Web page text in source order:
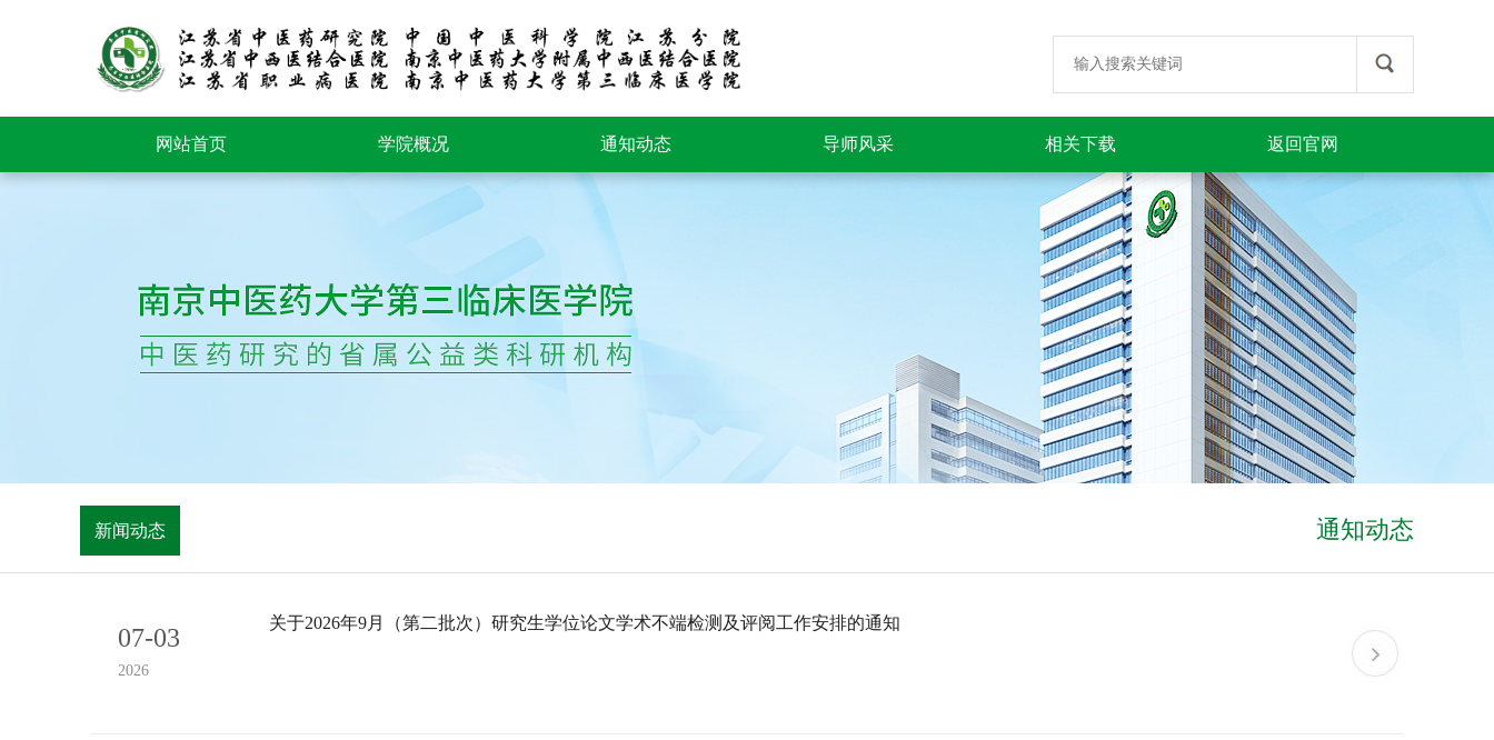
网站首页 学院概况 通知动态 导师风采 相关下载 返回官网
通知动态
新闻动态
07-03
2026
关于2026年9月（第二批次）研究生学位论文学术不端检测及评阅工作安排的通知